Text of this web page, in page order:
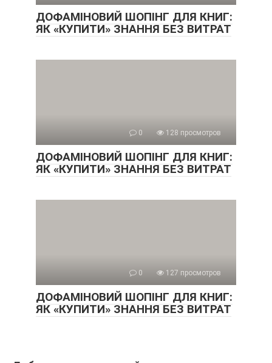
ДОФАМІНОВИЙ ШОПІНГ ДЛЯ КНИГ:
ЯК «КУПИТИ» ЗНАННЯ БЕЗ ВИТРАТ
0 128 просмотров
ДОФАМІНОВИЙ ШОПІНГ ДЛЯ КНИГ:
ЯК «КУПИТИ» ЗНАННЯ БЕЗ ВИТРАТ
0 127 просмотров
ДОФАМІНОВИЙ ШОПІНГ ДЛЯ КНИГ:
ЯК «КУПИТИ» ЗНАННЯ БЕЗ ВИТРАТ